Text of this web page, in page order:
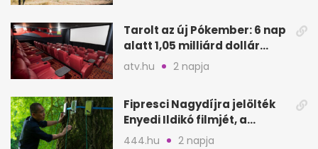
Tarolt az új Pókember: 6 nap
alatt 1,05 milliárd dollár
bevétel
atv.hu 2 napja
Fipresci Nagydíjra jelölték
Enyedi Ildikó filmjét, a
Csendes barátot
444.hu 2 napja